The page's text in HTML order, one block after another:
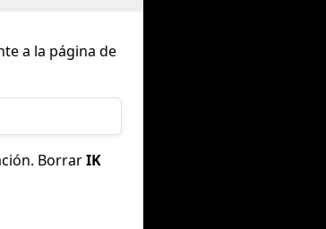
a la página de
BorrarIK